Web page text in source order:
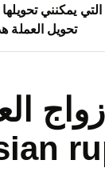
يمكنني تحويلها
تحويل العملة